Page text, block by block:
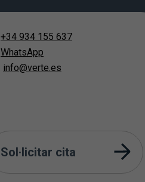
+34 934 155 637
WhatsApp
info@verte.es
Sol·licitar cita